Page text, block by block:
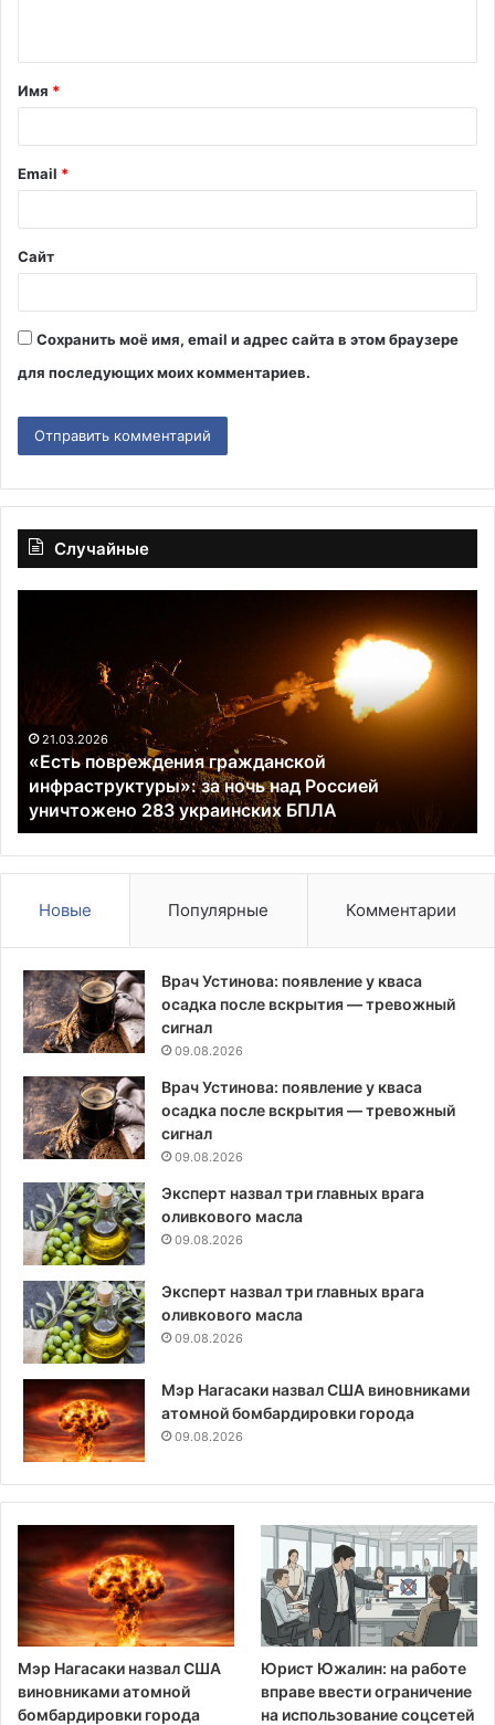
т
а
й
*
Имя *
Email *
Сайт
Сохранить моё имя, email и адрес сайта в этом браузере
для последующих моих комментариев.
Случайные
инфраструктуры»:
за
ночь
над
Россией
уничтожено
283
украинских
БПЛА
21.03.2026
«Есть повреждения гражданской
инфраструктуры»: за ночь над Россией
уничтожено 283 украинских БПЛА
в
Новые Популярные Комментарии
Врач Устинова: появление у кваса
осадка после вскрытия — тревожный
сигнал
09.08.2026
Врач Устинова: появление у кваса
осадка после вскрытия — тревожный
сигнал
09.08.2026
Эксперт назвал три главных врага
оливкового масла
09.08.2026
Эксперт назвал три главных врага
оливкового масла
09.08.2026
Мэр Нагасаки назвал США виновниками
атомной бомбардировки города
09.08.2026
Мэр Нагасаки назвал США
виновниками атомной
бомбардировки города
Юрист Южалин: на работе
вправе ввести ограничение
на использование соцсетей